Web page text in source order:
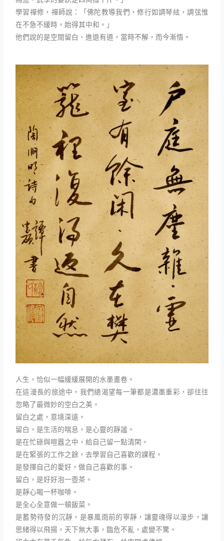
學習禪修，禪師說：「佛陀教導我們，修行如調琴絃，調弦惟
在不急不緩時，始得其中和。」
他們說的是空間留白、進退有道，當時不解，而今漸悟。
人生，恰似一幅緩緩展開的水墨畫卷。
在這漫長的旅途中，我們總渴望每一筆都是濃墨重彩，卻往往
忽略了最微妙的空白之美。
留白之處，意境深遠。
留白，是生活的喘息，是心靈的靜謐。
是在忙碌與喧囂之中，給自己留一點清閑。
是在緊張的工作之餘，去學習自己喜歡的課程。
是發揮自己的愛好，做自己喜歡的事。
留白，是好好泡一壺茶。
是靜心喝一杯咖啡。
是全心全意做一頓飯菜。
是蓄勢待發的沉靜，是暴風雨前的寧靜，讓靈魂得以漫步，讓
思緒得以飛揚。天下無大事，臨危不亂，處變不驚。